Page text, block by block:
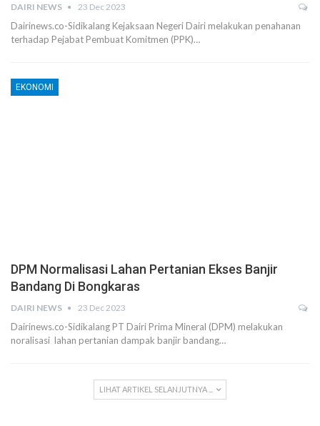
DAIRI NEWS 23 Dec 2023
Dairinews.co-Sidikalang Kejaksaan Negeri Dairi melakukan penahanan
terhadap Pejabat Pembuat Komitmen (PPK)…
EKONOMI
DPM Normalisasi Lahan Pertanian Ekses Banjir
Bandang Di Bongkaras
DAIRI NEWS 23 Dec 2023
Dairinews.co-Sidikalang PT Dairi Prima Mineral (DPM) melakukan
noralisasi lahan pertanian dampak banjir bandang…
LIHAT ARTIKEL SELANJUTNYA ...